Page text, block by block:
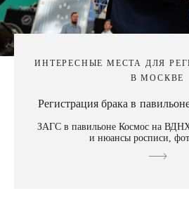
ИНТЕРЕСНЫЕ МЕСТА ДЛЯ
В МОСКВЕ
Регистрация брака в
ЗАГС в павильоне Космос на
и нюансы росписи,